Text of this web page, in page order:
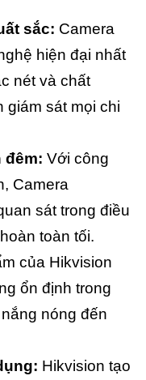
sắc: Camera
hiện đại nhất
nét và chất
giám sát mọi chi
đêm: Với công
Camera
sát trong điều
toàn tối.
của Hikvision
ổn định trong
nóng đến
Hikvision tạo